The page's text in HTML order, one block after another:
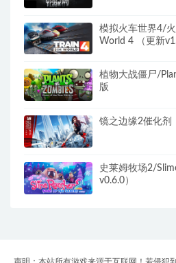
模拟火车世界4/
World 4 （更新
植物大战僵尸/
版
镜之边缘2催化剂
史莱姆牧场2/
v0.6.0）